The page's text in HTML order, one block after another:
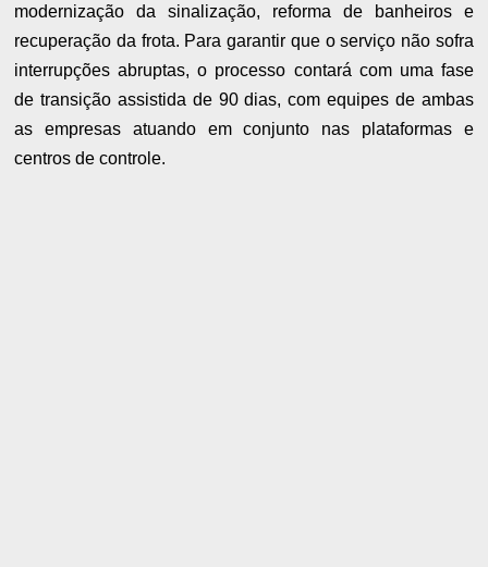
modernização da sinalização, reforma de banheiros e
recuperação da frota. Para garantir que o serviço não sofra
interrupções abruptas, o processo contará com uma fase
de transição assistida de 90 dias, com equipes de ambas
as empresas atuando em conjunto nas plataformas e
centros de controle.